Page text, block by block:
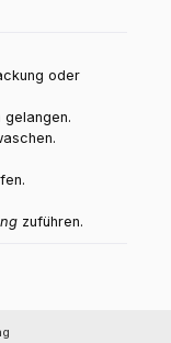
oder
gelangen.
zuführen.